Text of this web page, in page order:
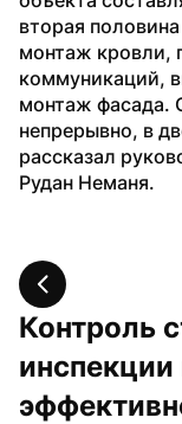
вторая
монтаж кровли,
коммуникаций,
монтаж фасада.
непрерывно, в
рассказал
Рудан Неманя.
Контроль